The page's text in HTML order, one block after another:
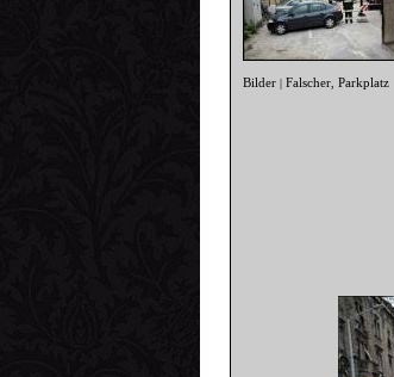
Bilder |Falscher ,Parkplatz